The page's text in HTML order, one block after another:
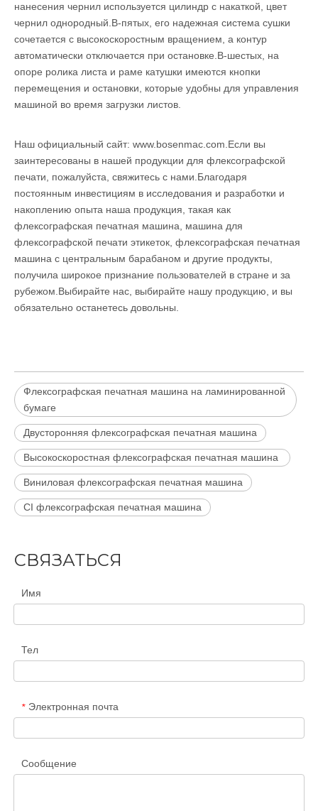
нанесения чернил используется цилиндр с накаткой, цвет
чернил однородный.В-пятых, его надежная система сушки
сочетается с высокоскоростным вращением, а контур
автоматически отключается при остановке.В-шестых, на
опоре ролика листа и раме катушки имеются кнопки
перемещения и остановки, которые удобны для управления
машиной во время загрузки листов.
Наш официальный сайт: www.bosenmac.com.Если вы
заинтересованы в нашей продукции для флексографской
печати, пожалуйста, свяжитесь с нами.Благодаря
постоянным инвестициям в исследования и разработки и
накоплению опыта наша продукция, такая как
флексографская печатная машина, машина для
флексографской печати этикеток, флексографская печатная
машина с центральным барабаном и другие продукты,
получила широкое признание пользователей в стране и за
рубежом.Выбирайте нас, выбирайте нашу продукцию, и вы
обязательно останетесь довольны.
Флексографская печатная машина на ламинированной
бумаге
Двусторонняя флексографская печатная машина
Высокоскоростная флексографская печатная машина
Виниловая флексографская печатная машина
CI флексографская печатная машина
СВЯЗАТЬСЯ
Имя
Тел
* Электронная почта
Сообщение